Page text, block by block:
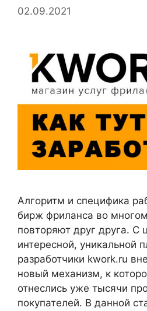
02.09.2021
Алгоритм и специфика
бирж фриланса во
повторяют друг друга. С
интересной, уникальной
разработчики kwork.ru
новый механизм, к
отнеслись уже тысячи
покупателей. В данной